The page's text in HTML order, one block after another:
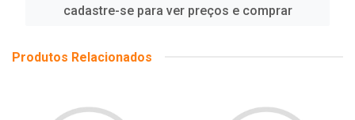
cadastre-se para ver preços e comprar
Produtos Relacionados